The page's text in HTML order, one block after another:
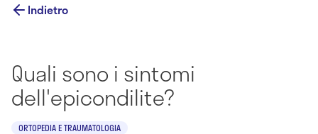
Indietro
Quali sono i sintomi
dell'epicondilite?
ORTOPEDIA E TRAUMATOLOGIA